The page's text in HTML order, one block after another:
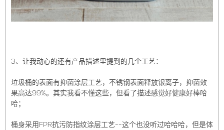
3、让我动心的还有产品描述里提到的几个工艺：
垃圾桶的表面有抑菌涂层工艺，不锈钢表面释放银离子，抑菌效
果高达99%。其实我看不懂这些，但看了描述感觉好健康好棒哈
哈；
桶身采用FPR抗污防指纹涂层工艺--这个也没听过哈哈哈，但是体